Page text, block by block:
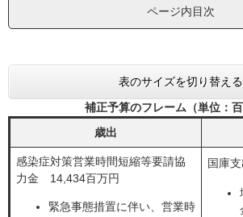
ページ内目次
表のサイズを切り替える
補正予算のフレーム（単位：百
歳出
感染症対策営業時間短縮等要請協
力金 14,434百万円​
緊急事態措置に伴い、営業時
国庫